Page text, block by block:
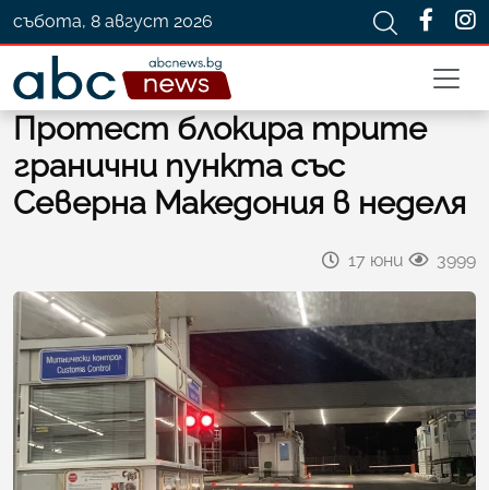
събота, 8 август 2026
Протест блокира трите
гранични пункта със
Северна Македония в неделя
17 юни 3999